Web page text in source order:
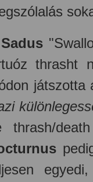
Sadus
thrasht
thrash/